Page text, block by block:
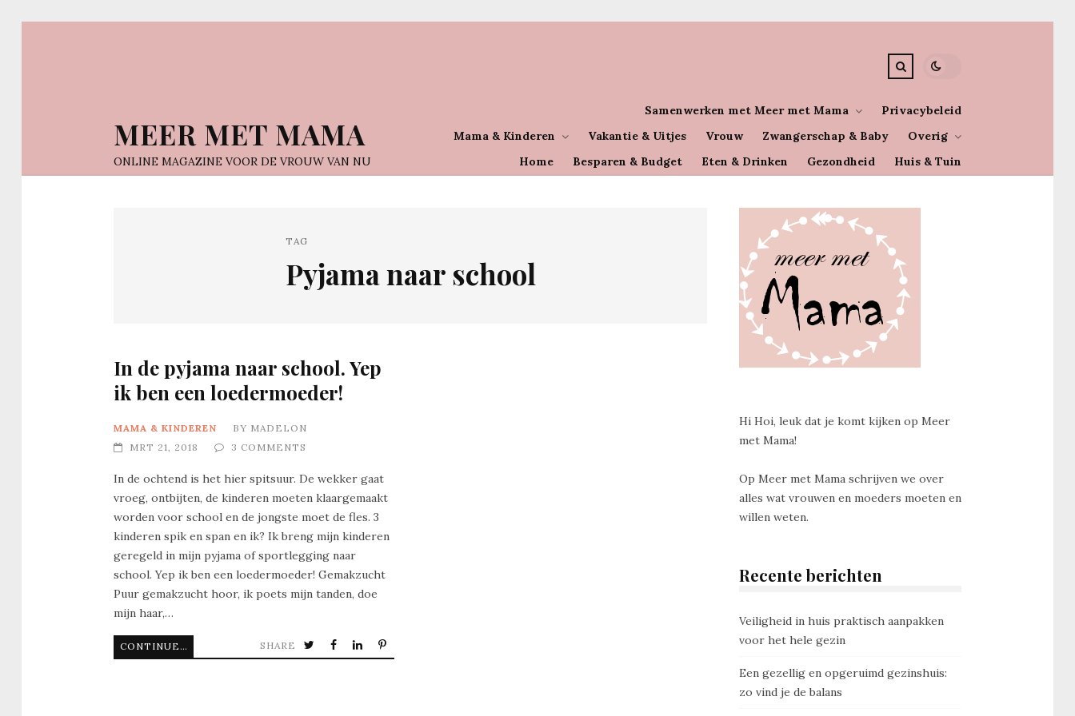
MEER MET MAMA
ONLINE MAGAZINE VOOR DE VROUW VAN NU Home Besparen & Budget Eten & Drinken Gezondheid Huis & Tuin
Mama & Kinderen Vakantie & Uitjes Vrouw Zwangerschap & Baby Overig
Samenwerken met Meer met Mama Privacybeleid
TAG
Pyjama naar school
In de pyjama naar school. Yep
ik ben een loedermoeder!
MAMA & KINDEREN BY MADELON
MRT 21, 2018
3 COMMENTS
In de ochtend is het hier spitsuur. De wekker gaat
vroeg, ontbijten, de kinderen moeten klaargemaakt
worden voor school en de jongste moet de fles. 3
kinderen spik en span en ik? Ik breng mijn kinderen
geregeld in mijn pyjama of sportlegging naar
school. Yep ik ben een loedermoeder! Gemakzucht
Puur gemakzucht hoor, ik poets mijn tanden, doe
mijn haar,…
CONTINUE READING SHARE
Hi Hoi, leuk dat je komt kijken op Meer
met Mama!
Op Meer met Mama schrijven we over
alles wat vrouwen en moeders moeten en
willen weten.
Recente berichten
Veiligheid in huis praktisch aanpakken
voor het hele gezin
Een gezellig en opgeruimd gezinshuis:
zo vind je de balans